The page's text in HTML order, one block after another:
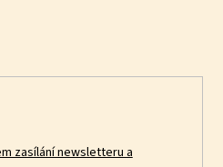
zasílání newsletteru a